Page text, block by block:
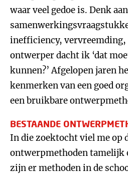
waar veel gedoe is. Denk aan
inefficiency, vervreemding,
ontwerper dacht ik ‘dat
kunnen?’ Afgelopen jaren
kenmerken van een goed
een bruikbare
BESTAANDE
In die zoektocht viel me op
ontwerpmethoden tamelijk
zijn er methoden in de